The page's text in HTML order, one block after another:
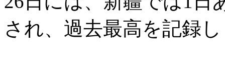
され、過去最高を記録